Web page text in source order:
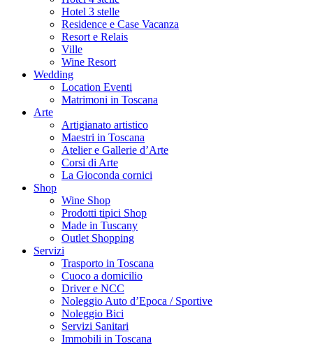
Hotel 3 stelle
Residence e Case Vacanza
Resort e Relais
Ville
Wine Resort
Wedding
Location Eventi
Matrimoni in Toscana
Arte
Artigianato artistico
Maestri in Toscana
Atelier e Gallerie d’Arte
Corsi di Arte
La Gioconda cornici
Shop
Wine Shop
Prodotti tipici Shop
Made in Tuscany
Outlet Shopping
Servizi
Trasporto in Toscana
Cuoco a domicilio
Driver e NCC
Noleggio Auto d’Epoca / Sportive
Noleggio Bici
Servizi Sanitari
Immobili in Toscana